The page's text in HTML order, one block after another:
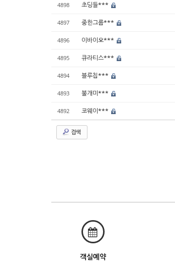
4898 초딩들***
4897 중한그룹***
4896 이바이오***
4895 큐라티스***
4894 블루칩***
4893 불개미***
4892 코웨이***
검색
객실예약